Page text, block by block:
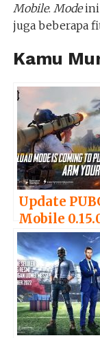
Mobile. Modeini
juga beberapa
Kamu
Update
Mobile
Hadirkan
dan Mode